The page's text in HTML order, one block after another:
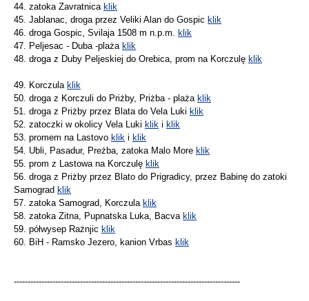
44. zatoka Zavratnica klik
45. Jablanac, droga przez Veliki Alan do Gospic klik
46. droga Gospic, Svilaja 1508 m n.p.m. klik
47. Peljesac - Duba -plaża klik
48. droga z Duby Peljeskiej do Orebica, prom na Korczulę klik
49. Korczula klik
50. droga z Korczuli do Priżby, Priżba - plaża klik
51. droga z Priżby przez Blata do Vela Luki klik
52. zatoczki w okolicy Vela Luki klik i klik
53. promem na Lastovo klik i klik
54. Ubli, Pasadur, Preżba, zatoka Malo More klik
55. prom z Lastowa na Korczulę klik
56. droga z Priżby przez Blato do Prigradicy, przez Babinę do zatoki
Samograd klik
57. zatoka Samograd, Korczula klik
58. zatoka Zitna, Pupnatska Luka, Bacva klik
59. półwysep Rażnjic klik
60. BiH - Ramsko Jezero, kanion Vrbas klik
----------------------------------------------------------------------------------